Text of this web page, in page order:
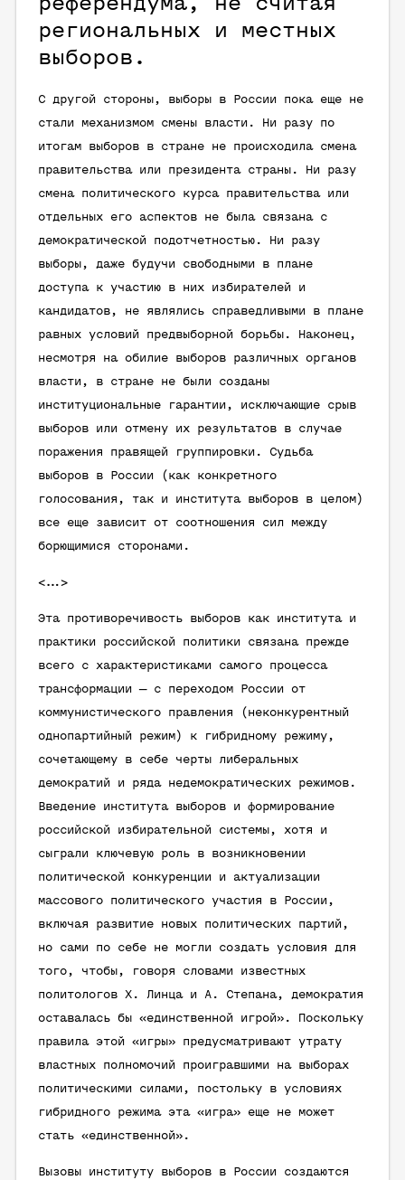
региональных и местных
выборов.
С другой стороны, выборы в России пока еще не
стали механизмом смены власти. Ни разу по
итогам выборов в стране не происходила смена
правительства или президента страны. Ни разу
смена политического курса правительства или
отдельных его аспектов не была связана с
демократической подотчетностью. Ни разу
выборы, даже будучи свободными в плане
доступа к участию в них избирателей и
кандидатов, не являлись справедливыми в плане
равных условий предвыборной борьбы. Наконец,
несмотря на обилие выборов различных органов
власти, в стране не были созданы
институциональные гарантии, исключающие срыв
выборов или отмену их результатов в случае
поражения правящей группировки. Судьба
выборов в России (как конкретного
голосования, так и института выборов в целом)
все еще зависит от соотношения сил между
борющимися сторонами.
<…>
Эта противоречивость выборов как института и
практики российской политики связана прежде
всего с характеристиками самого процесса
трансформации — с переходом России от
коммунистического правления (неконкурентный
однопартийный режим) к гибридному режиму,
сочетающему в себе черты либеральных
демократий и ряда недемократических режимов.
Введение института выборов и формирование
российской избирательной системы, хотя и
сыграли ключевую роль в возникновении
политической конкуренции и актуализации
массового политического участия в России,
включая развитие новых политических партий,
но сами по себе не могли создать условия для
того, чтобы, говоря словами известных
политологов X. Линца и А. Степана, демократия
оставалась бы «единственной игрой». Поскольку
правила этой «игры» предусматривают утрату
властных полномочий проигравшими на выборах
политическими силами, постольку в условиях
гибридного режима эта «игра» еще не может
стать «единственной».
Вызовы институту выборов в России создаются